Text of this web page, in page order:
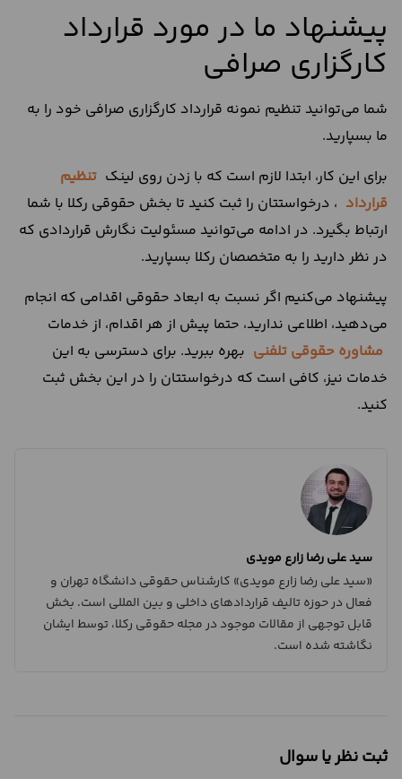
پیشنهاد ما در مورد قرارداد
کارگزاری صرافی
شما می‌توانید تنظیم نمونه قرارداد کارگزاری صرافی خود را به
ما بسپارید.
برای این کار، ابتدا لازم است که با زدن روی لینک تنظیم
قرارداد ، درخواستتان را ثبت کنید تا بخش حقوقی رکلا با شما
ارتباط بگیرد. در ادامه می‌توانید مسئولیت نگارش قراردادی که
در نظر دارید را به متخصصان رکلا بسپارید.
پیشنهاد می‌کنیم اگر نسبت به ابعاد حقوقی اقدامی که انجام
می‌دهید، اطلاعی ندارید، حتما پیش از هر اقدام، از خدمات
مشاوره حقوقی تلفنی بهره ببرید. برای دسترسی به این
خدمات نیز، کافی است که درخواستتان را در این بخش ثبت
کنید.
سید علی رضا زارع مویدی
«سید علی رضا زارع مویدی» کارشناس حقوقی دانشگاه تهران و
فعال در حوزه تالیف قراردادهای داخلی و بین المللی است. بخش
قابل توجهی از مقالات موجود در مجله حقوقی رکلا، توسط ایشان
نگاشته شده است.
ثبت نظر یا سوال